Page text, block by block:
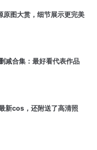
图大赏，细节展示更完美
减合集：最好看代表作品
新cos，还附送了高清照